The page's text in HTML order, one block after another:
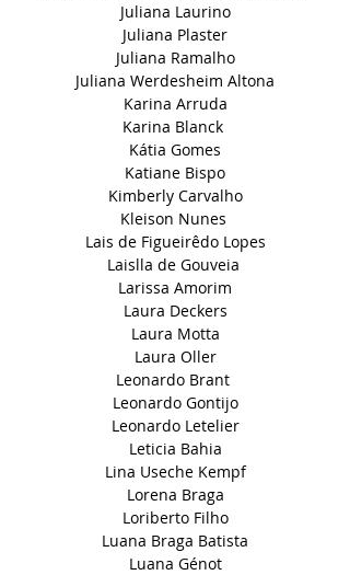
Juliana Laurino
Juliana Plaster
Juliana Ramalho
Juliana Werdesheim Altona
Karina Arruda
Karina Blanck
Kátia Gomes
Katiane Bispo
Kimberly Carvalho
Kleison Nunes
Lais de Figueirêdo Lopes
Laislla de Gouveia
Larissa Amorim
Laura Deckers
Laura Motta
Laura Oller
Leonardo Brant
Leonardo Gontijo
Leonardo Letelier
Leticia Bahia
Lina Useche Kempf
Lorena Braga
Loriberto Filho
Luana Braga Batista
Luana Génot